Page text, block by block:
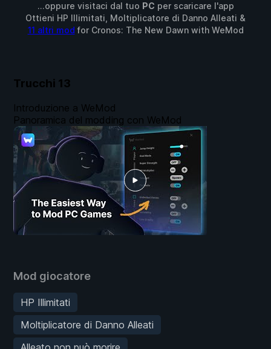
...oppure visitaci dal tuo PC per scaricare l'app
Ottieni HP Illimitati, Moltiplicatore di Danno Alleati &
11 altri mod for Cronos: The New Dawnwith WeMod
Trucchi 13
Mod giocatore
HP Illimitati
Moltiplicatore di Danno Alleati
Introduzione a WeMod
Panoramica del modding con WeMod